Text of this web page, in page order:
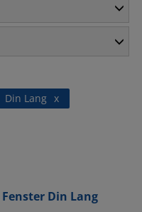
x
Din Lang
Din Lang